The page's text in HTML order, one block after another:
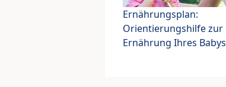
Ernährungsplan:
Orientierungshilfe zur
Ernährung Ihres Babys